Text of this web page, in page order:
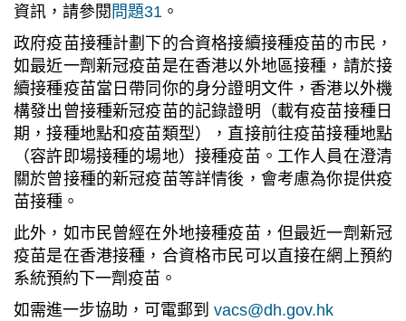
資訊，請參閱 問題31 。
政府疫苗接種計劃下的合資格接續接種疫苗的市民，
如最近一劑新冠疫苗是在香港以外地區接種，請於接
續接種疫苗當日帶同你的身分證明文件，香港以外機
構發出曾接種新冠疫苗的記錄證明（載有疫苗接種日
期，接種地點和疫苗類型），直接前往疫苗接種地點
（容許即場接種的場地）接種疫苗。工作人員在澄清
關於曾接種的新冠疫苗等詳情後，會考慮為你提供疫
苗接種。
此外，如市民曾經在外地接種疫苗，但最近一劑新冠
疫苗是在香港接種，合資格市民可以直接在網上預約
系統預約下一劑疫苗。
如需進一步協助，可電郵到 vacs@dh.gov.hk